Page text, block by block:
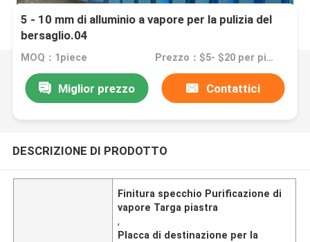
5 - 10 mm di alluminio a vapore per la pulizia del
bersaglio.04
MOQ：1piece Prezzo：$5- $20 per piece
Miglior prezzo Contattici
DESCRIZIONE DI PRODOTTO
Finitura specchio Purificazione di
vapore Targa piastra
,
Placca di destinazione per la